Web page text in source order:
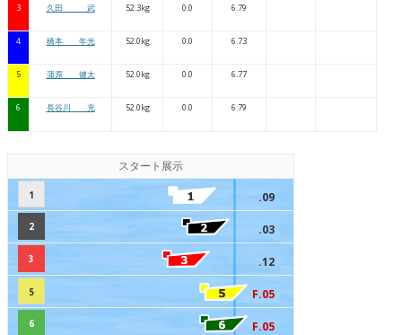
3 久田 武 52.3kg 0.0 6.79
4 橋本 年光 52.0kg 0.0 6.73
5 蒲原 健太 52.0kg 0.0 6.77
6 長谷川 充 52.0kg 0.0 6.79
スタート展示
1 .09
2 .03
3 .12
5 F.05
6 F.05